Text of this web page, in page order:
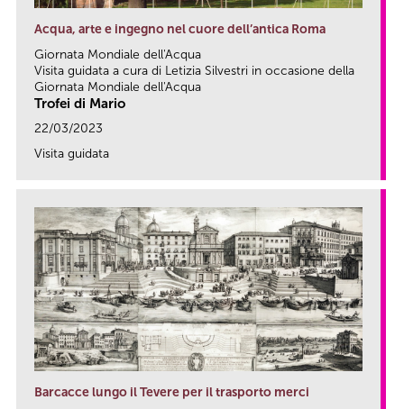
Acqua, arte e ingegno nel cuore dell’antica Roma
Giornata Mondiale dell'Acqua
Visita guidata a cura di Letizia Silvestri in occasione della
Giornata Mondiale dell'Acqua
Trofei di Mario
22/03/2023
Visita guidata
Barcacce lungo il Tevere per il trasporto merci